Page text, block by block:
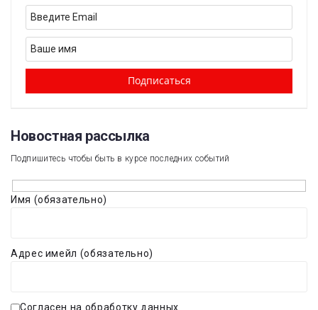
Новостная рассылка​
Подпишитесь чтобы быть в курсе последних событий
Имя (обязательно)
Адрес имейл (обязательно)
Согласен на обработку данных